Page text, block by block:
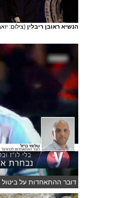
הנשיא ראובן ריבלין (צילום:
דובר ההתאחדות על